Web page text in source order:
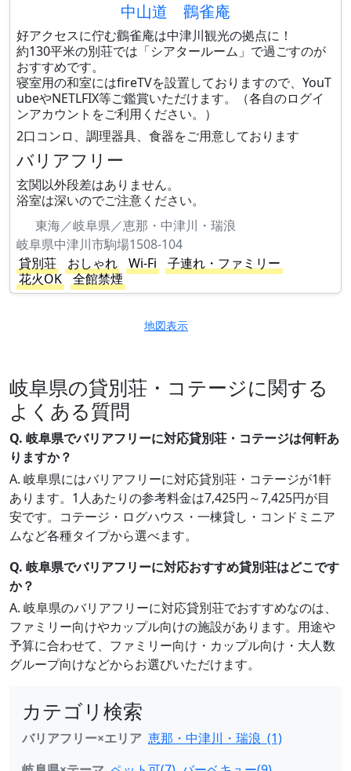
中山道 鸛雀庵
好アクセスに佇む鸛雀庵は中津川観光の拠点に！
約130平米の別荘では「シアタールーム」で過ごすのが
おすすめです。
寝室用の和室にはfireTVを設置しておりますので、YouT
ubeやNETLFIX等ご鑑賞いただけます。（各自のログイ
ンアカウントをご利用ください。）
2口コンロ、調理器具、食器をご用意しております
バリアフリー
玄関以外段差はありません。
浴室は深いのでご注意ください。
東海／岐阜県／恵那・中津川・瑞浪
岐阜県中津川市駒場1508-104
貸別荘
おしゃれ Wi-Fi
子連れ・ファミリー
花火OK
全館禁煙
地図表示
岐阜県の貸別荘・コテージに関する
よくある質問
Q. 岐阜県でバリアフリーに対応貸別荘・コテージは何軒あ
りますか？
A. 岐阜県にはバリアフリーに対応貸別荘・コテージが1軒
あります。1人あたりの参考料金は7,425円～7,425円が目
安です。コテージ・ログハウス・一棟貸し・コンドミニア
ムなど各種タイプから選べます。
Q. 岐阜県でバリアフリーに対応おすすめ貸別荘はどこです
か？
A. 岐阜県のバリアフリーに対応貸別荘でおすすめなのは、
ファミリー向けやカップル向けの施設があります。用途や
予算に合わせて、ファミリー向け・カップル向け・大人数
グループ向けなどからお選びいただけます。
カテゴリ検索
バリアフリー×エリア 恵那・中津川・瑞浪 (1)